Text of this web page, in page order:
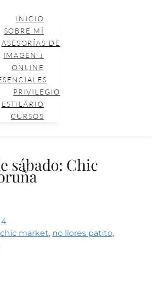
INICIO
SOBRE MÍ
ASESORÍAS DE
IMAGEN ↓
ONLINE
PRIVILEGIO
ESTILARIO
CURSOS
sábado: Chic
chic market, no llores patito,